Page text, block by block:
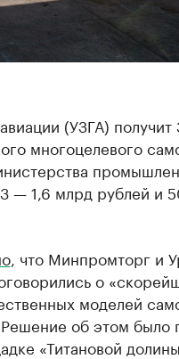
(УЗГА)
многоцелевого
— 1,6 млрд рублей и
, что Минпромторг и
о
моделей
об этом было
«Титановой